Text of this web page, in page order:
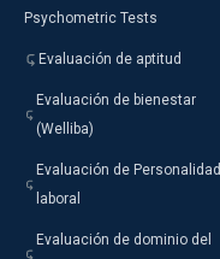
Psychometric Tests
Evaluación de aptitud
Evaluación de bienestar
(Welliba)
Evaluación de Personalidad
laboral
Evaluación de dominio del